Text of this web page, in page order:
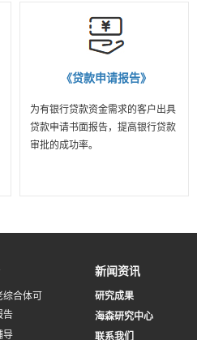
《贷款申请报告》
为有银行贷款资金需求的客户出具
贷款申请书面报告，提高银行贷款
审批的成功率。
合体可
告
导
新闻资讯
研究成果
海森研究中心
联系我们